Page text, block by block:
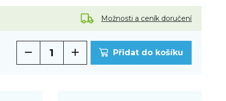
Možnosti a ceník doručení
Přidat do košíku